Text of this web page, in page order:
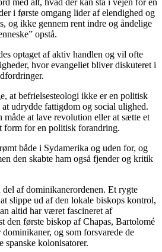
med alt, hvad der kan stå i vejen for en
i første omgang lider af elendighed og
og ikke gennem rent indre og åndelige
opstå.
optaget af aktiv handlen og vil ofte
hvor evangeliet bliver diskuteret i
at befrielsesteologi ikke er en politisk
udrydde fattigdom og social ulighed.
måde at lave revolution eller at sætte et
form for en politisk forandring.
både i Sydamerika og uden for, og
den skabte ham også fjender og kritik
af dominikanerordenen. Et rygte
slippe ud af den lokale biskops kontrol,
altid har været fascineret af
den første biskop af Chapas, Bartolomé
dominikaner, og som forsvarede de
kolonisatorer.